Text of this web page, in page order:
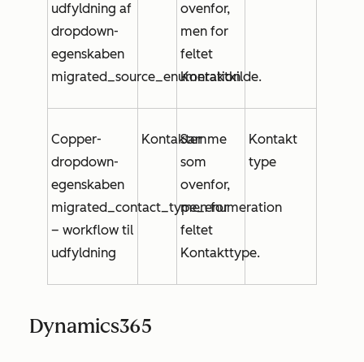
udfyldning af
dropdown-
egenskaben
migrated_source_enumeration
ovenfor,
men for
feltet
Kontaktkilde.
Copper-
dropdown-
egenskaben
migrated_contact_type_enumeration
– workflow til
udfyldning
KontakterSamme
som
ovenfor,
men for
feltet
Kontakttype.
Kontakt
type
Dynamics365